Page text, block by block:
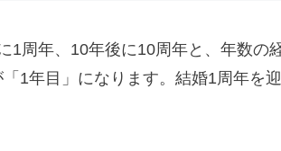
周年、10年後に10周年と、年数の
1年目」になります。結婚1周年を